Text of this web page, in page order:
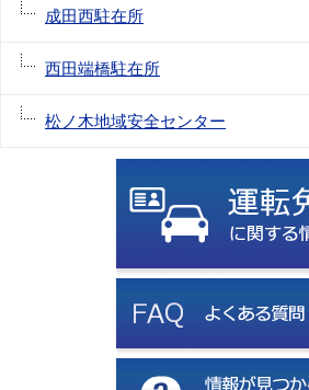
成田西駐在所
西田端橋駐在所
松ノ木地域安全センター